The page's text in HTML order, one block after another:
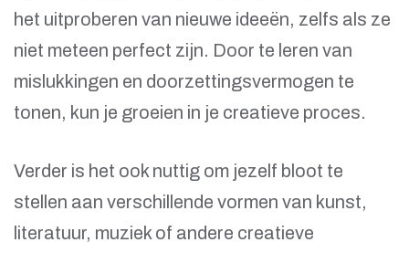
het uitproberen van nieuwe ideeën, zelfs als ze
niet meteen perfect zijn. Door te leren van
mislukkingen en doorzettingsvermogen te
tonen, kun je groeien in je creatieve proces.
Verder is het ook nuttig om jezelf bloot te
stellen aan verschillende vormen van kunst,
literatuur, muziek of andere creatieve